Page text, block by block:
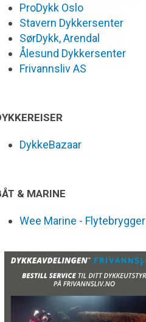
ProDykk Oslo
Stavern Dykkersenter
SørDykk, Arendal
Ålesund Dykkersenter
Frivannsliv AS
DykkeBazaar
& MARINE
Wee Marine - Flytebrygger